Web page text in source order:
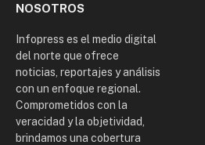
NOSOTROS
Infopress es el medio digital
del norte que ofrece
noticias, reportajes y análisis
con un enfoque regional.
Comprometidos con la
veracidad y la objetividad,
brindamos una cobertura